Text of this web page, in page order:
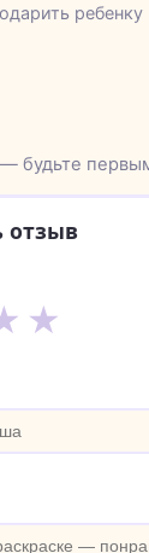
будьте
отзыв
★